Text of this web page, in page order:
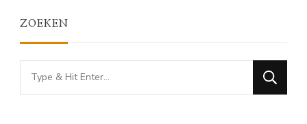
ZOEKEN
Looking
for